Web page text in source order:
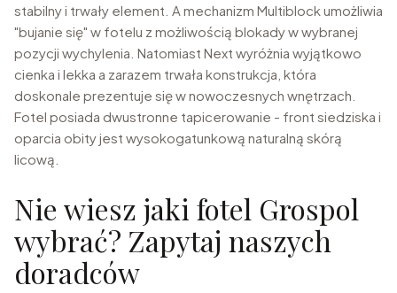
stabilny i trwały element. A mechanizm Multiblock umożliwia
"bujanie się" w fotelu z możliwością blokady w wybranej
pozycji wychylenia. Natomiast Next wyróżnia wyjątkowo
cienka i lekka a zarazem trwała konstrukcja, która
doskonale prezentuje się w nowoczesnych wnętrzach.
Fotel posiada dwustronne tapicerowanie - front siedziska i
oparcia obity jest wysokogatunkową naturalną skórą
licową.
Nie wiesz jaki fotel Grospol
wybrać? Zapytaj naszych
doradców